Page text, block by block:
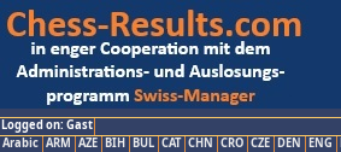
Logged on: Gast
Arabic ARM AZE BIH BUL CAT CHN CRO CZE DEN ENG